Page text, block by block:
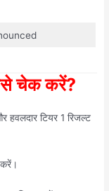
चेक करें?
हवलदार टियर 1 रिजल्ट